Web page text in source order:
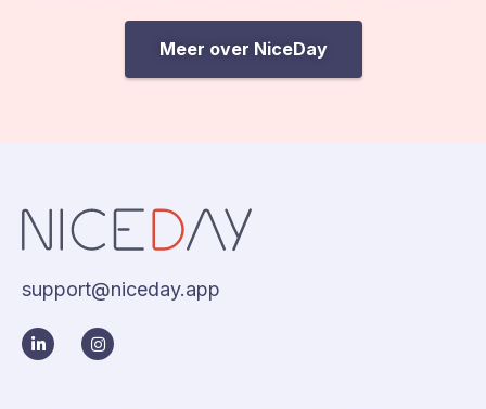
Meer over NiceDay
support@niceday.app